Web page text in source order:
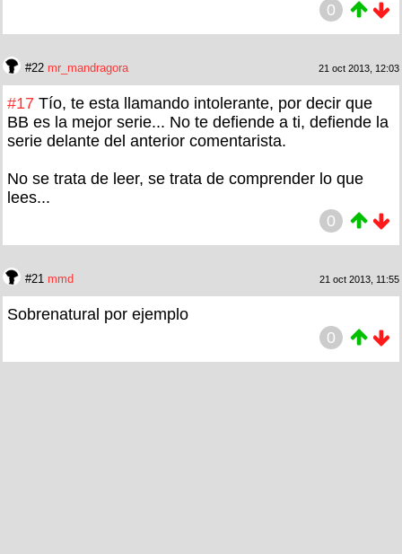
0
#22 mr_mandragora 21 oct 2013, 12:03
#17 Tío, te esta llamando intolerante, por decir que
BB es la mejor serie... No te defiende a ti, defiende la
serie delante del anterior comentarista.
No se trata de leer, se trata de comprender lo que
lees...
0
#21 mmd 21 oct 2013, 11:55
Sobrenatural por ejemplo
0